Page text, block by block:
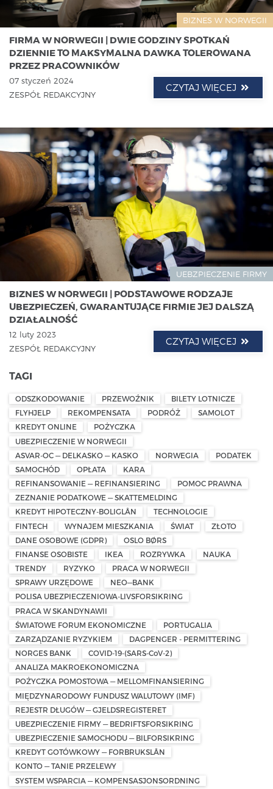
BIZNES W NORWEGII
FIRMA W NORWEGII | DWIE GODZINY SPOTKAŃ
DZIENNIE TO MAKSYMALNA DAWKA TOLEROWANA
PRZEZ PRACOWNIKÓW
07 styczeń 2024
ZESPÓŁ REDAKCYJNY
CZYTAJ WIĘCEJ
UEBZPIECZENIE FIRMY
BIZNES W NORWEGII | PODSTAWOWE RODZAJE
UBEZPIECZEŃ, GWARANTUJĄCE FIRMIE JEJ DALSZĄ
DZIAŁALNOŚĆ
12 luty 2023
ZESPÓŁ REDAKCYJNY
CZYTAJ WIĘCEJ
TAGI
ODSZKODOWANIE PRZEWOŹNIK
BILETY LOTNICZE
FLYHJELP
REKOMPENSATA PODRÓŻ
SAMOLOT
KREDYT ONLINE
POŻYCZKA
UBEZPIECZENIE W NORWEGII
ASVAR-OC — DELKASKO — KASKO
NORWEGIA
PODATEK
SAMOCHÓD
OPŁATA
KARA
REFINANSOWANIE — REFINANSIERING
POMOC PRAWNA
ZEZNANIE PODATKOWE — SKATTEMELDING
KREDYT HIPOTECZNY-BOLIGLÅN
TECHNOLOGIE
FINTECH
WYNAJEM MIESZKANIA ŚWIAT
ZŁOTO
DANE OSOBOWE (GDPR)
OSLO BØRS
FINANSE OSOBISTE
IKEA ROZRYWKA
NAUKA
TRENDY
RYZYKO
PRACA W NORWEGII
SPRAWY URZĘDOWE
NEO—BANK
POLISA UBEZPIECZENIOWA-LIVSFORSIKRING
PRACA W SKANDYNAWII
ŚWIATOWE FORUM EKONOMICZNE
PORTUGALIA
ZARZĄDZANIE RYZYKIEM
DAGPENGER - PERMITTERING
NORGES BANK
COVID-19-(SARS-CoV-2)
ANALIZA MAKROEKONOMICZNA
POŻYCZKA POMOSTOWA — MELLOMFINANSIERING
MIĘDZYNARODOWY FUNDUSZ WALUTOWY (IMF)
REJESTR DŁUGÓW — GJELDSREGISTERET
UBEZPIECZENIE FIRMY — BEDRIFTSFORSIKRING
UBEZPIECZENIE SAMOCHODU — BILFORSIKRING
KREDYT GOTÓWKOWY — FORBRUKSLÅN
KONTO — TANIE PRZELEWY
SYSTEM WSPARCIA — KOMPENSASJONSORDNING